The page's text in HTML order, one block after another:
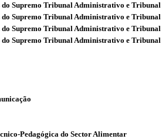
do Supremo Tribunal Administrativo e
do Supremo Tribunal Administrativo e
do Supremo Tribunal Administrativo e
do Supremo Tribunal Administrativo e
Pedagógica do Sector Alimentar